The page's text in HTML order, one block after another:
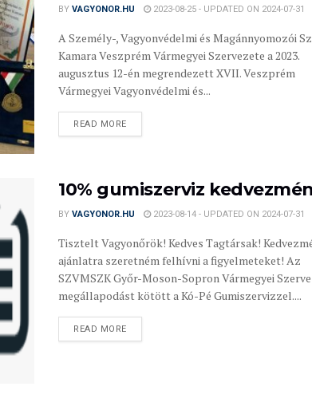
BY VAGYONOR.HU 2023-08-25 - UPDATED ON 2024-07-31
A Személy-, Vagyonvédelmi és Magánnyomozói
Kamara Veszprém Vármegyei Szervezete a 2023.
augusztus 12-én megrendezett XVII. Veszprém
Vármegyei Vagyonvédelmi és...
READ MORE
10% gumiszerviz
BY VAGYONOR.HU 2023-08-14 - UPDATED ON 2024-07-31
Tisztelt Vagyonőrök! Kedves Tagtársak!
ajánlatra szeretném felhívni a figyelmeteket! Az
SZVMSZK Győr-Moson-Sopron Vármegyei
megállapodást kötött a Kó-Pé Gumiszervizzel....
READ MORE